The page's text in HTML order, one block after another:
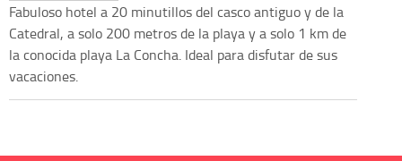
Fabuloso hotel a 20 minutillos del casco antiguo y de la
Catedral, a solo 200 metros de la playa y a solo 1 km de
la conocida playa La Concha. Ideal para disfutar de sus
vacaciones.